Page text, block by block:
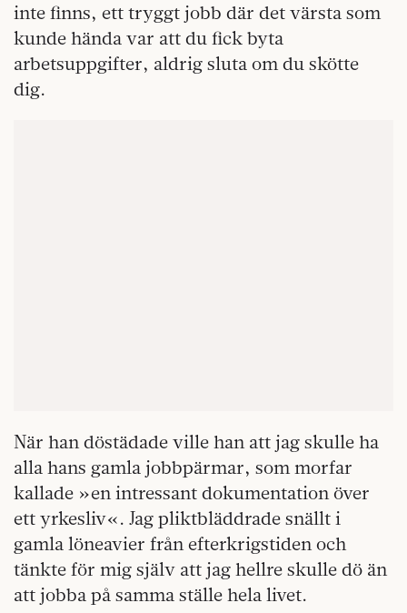
inte finns, ett tryggt jobb där det värsta som
kunde hända var att du fick byta
arbetsuppgifter, aldrig sluta om du skötte
dig.
När han döstädade ville han att jag skulle ha
alla hans gamla jobbpärmar, som morfar
kallade »en intressant dokumentation över
ett yrkesliv«. Jag pliktbläddrade snällt i
gamla löneavier från efterkrigstiden och
tänkte för mig själv att jag hellre skulle dö än
att jobba på samma ställe hela livet.